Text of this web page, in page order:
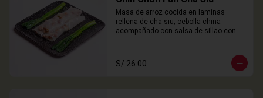
Masa de arroz cocida en laminas
rellena de cha siu, cebolla china
acompañado con salsa de sillao con
S/ 26.00